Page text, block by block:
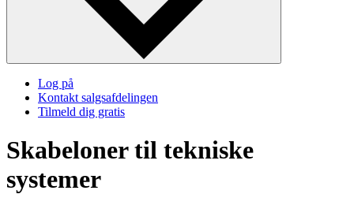
Log på
Kontakt salgsafdelingen
Tilmeld dig gratis
Skabeloner til tekniske
systemer